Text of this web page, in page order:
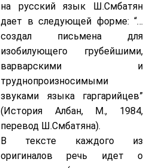
на русский язык Ш.Смбатян
дает в следующей форме: “…
создал письмена для
изобилующего грубейшими,
варварскими и
труднопроизносимыми
звуками языка гаргарийцев”
(История Албан, М., 1984,
перевод Ш.Смбатяна).
В тексте каждого из
оригиналов речь идет о